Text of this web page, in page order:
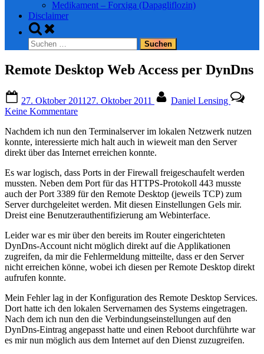
Medikament – Forxiga (Dapagliflozin)
Disclaimer
Toggle
search
form
Suchen
nach:
Remote Desktop Web Access per DynDns
on
27. Oktober 2011 27. Oktober 2011
Daniel Lensing
Keine Kommentarezu
Desktop
Web
Access
DynDns
Nachdem ich nun den Terminalserver im lokalen Netzwerk nutzen
konnte, interessierte mich halt auch in wieweit man den Server
direkt über das Internet erreichen konnte.
Es war logisch, dass Ports in der Firewall freigeschaufelt werden
mussten. Neben dem Port für das HTTPS-Protokoll 443 musste
auch der Port 3389 für den Remote Desktop (jeweils TCP) zum
Server durchgeleitet werden. Mit diesen Einstellungen Gels mir.
Dreist eine Benutzerauthentifizierung am Webinterface.
Leider war es mir über den bereits im Router eingerichteten
DynDns-Account nicht möglich direkt auf die Applikationen
zugreifen, da mir die Fehlermeldung mitteilte, dass er den Server
nicht erreichen könne, wobei ich diesen per Remote Desktop direkt
aufrufen konnte.
Mein Fehler lag in der Konfiguration des Remote Desktop Services.
Dort hatte ich den lokalen Servernamen des Systems eingetragen.
Nach dem ich nun den die Verbindungseinstellungen auf den
DynDns-Eintrag angepasst hatte und einen Reboot durchführte war
es mir nun möglich aus dem Internet auf den Dienst zuzugreifen.